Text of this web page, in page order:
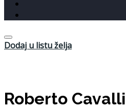
Dodaj u listu želja
Roberto